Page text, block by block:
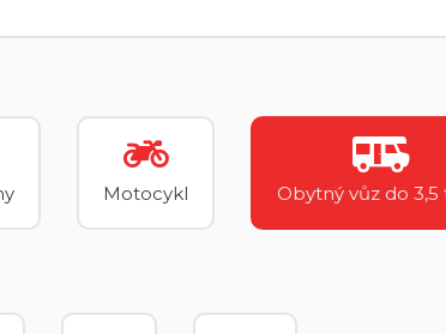
Motocykl Obytný vůz do 3,5